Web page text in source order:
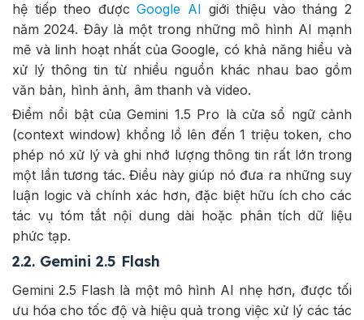
hệ tiếp theo đượcGoogle AI giới thiệu vào tháng 2
năm 2024. Đây là một trong những mô hình AI mạnh
mẽ và linh hoạt nhất của Google, có khả năng hiểu và
xử lý thông tin từ nhiều nguồn khác nhau bao gồm
văn bản, hình ảnh, âm thanh và video.
Điểm nổi bật của Gemini 1.5 Pro là cửa sổ ngữ cảnh
(context window) khổng lồ lên đến 1 triệu token, cho
phép nó xử lý và ghi nhớ lượng thông tin rất lớn trong
một lần tương tác. Điều này giúp nó đưa ra những suy
luận logic và chính xác hơn, đặc biệt hữu ích cho các
tác vụ tóm tắt nội dung dài hoặc phân tích dữ liệu
phức tạp.
2.2. Gemini 2.5 Flash
Gemini 2.5 Flash là một mô hình AI nhẹ hơn, được tối
ưu hóa cho tốc độ và hiệu quả trong việc xử lý các tác